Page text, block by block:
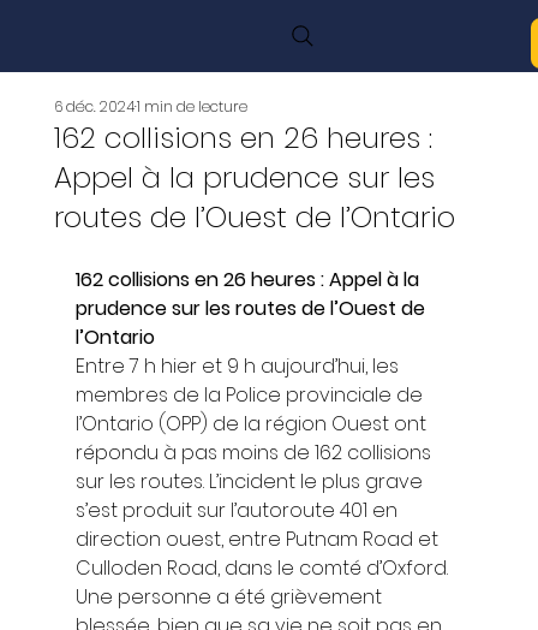
162 collisions en 26 heures :
Appel à la prudence sur les
routes de l’Ouest de l’Ontario
6 déc. 20241 min de lecture
162 collisions en 26 heures : Appel à la
prudence sur les routes de l’Ouest de
l’Ontario
Entre 7 h hier et 9 h aujourd’hui, les
membres de la Police provinciale de
l’Ontario (OPP) de la région Ouest ont
répondu à pas moins de 162 collisions
sur les routes. L’incident le plus grave
s’est produit sur l’autoroute 401 en
direction ouest, entre Putnam Road et
Culloden Road, dans le comté d’Oxford.
Une personne a été grièvement